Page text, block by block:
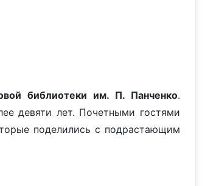
библиотеки им. П. Панченко.
девяти лет. Почетными гостями
поделились с подрастающим